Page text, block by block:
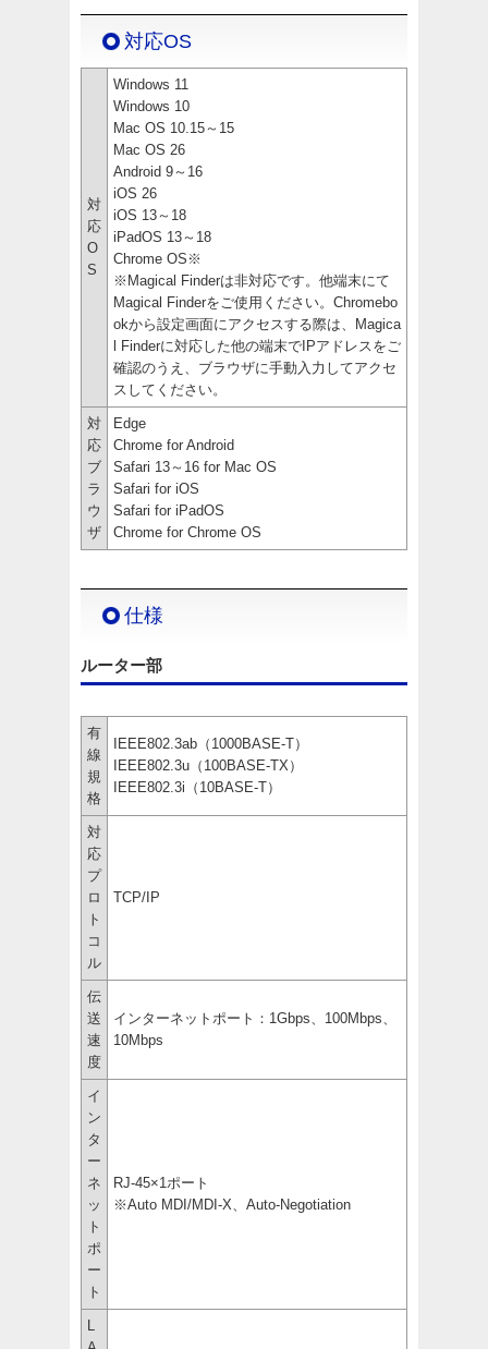
対応OS
対
応
O
S
Windows 11
Windows 10
Mac OS 10.15～15
Mac OS 26
Android 9～16
iOS 26
iOS 13～18
iPadOS 13～18
Chrome OS※
※Magical Finderは非対応です。他端末にて
Magical Finderをご使用ください。Chromebo
okから設定画面にアクセスする際は、Magica
l Finderに対応した他の端末でIPアドレスをご
確認のうえ、ブラウザに手動入力してアクセ
スしてください。
対
応
ブ
ラ
ウ
ザ
Edge
Chrome for Android
Safari 13～16 for Mac OS
Safari for iOS
Safari for iPadOS
Chrome for Chrome OS
仕様
ルーター部
有
線
規
格
IEEE802.3ab（1000BASE-T）
IEEE802.3u（100BASE-TX）
IEEE802.3i（10BASE-T）
対
応
プ
ロ
ト
コ
ル
TCP/IP
伝
送
速
度
インターネットポート：1Gbps、100Mbps、
10Mbps
イ
ン
タ
ー
ネ
ッ
ト
ポ
ー
ト
RJ-45×1ポート
※Auto MDI/MDI-X、Auto-Negotiation